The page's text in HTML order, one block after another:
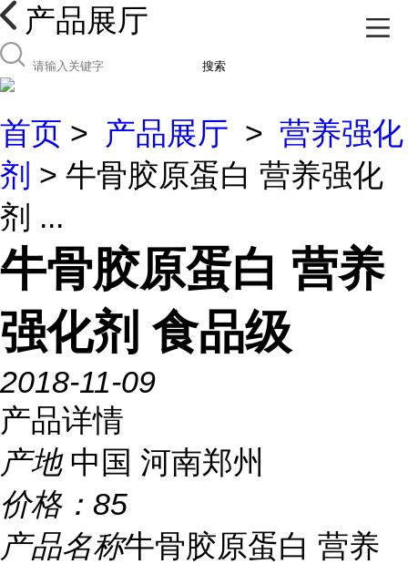
产品展厅
搜索
首页 > 产品展厅 > 营养强化
剂 > 牛骨胶原蛋白 营养强化
剂 ...
牛骨胶原蛋白 营养
强化剂 食品级
2018-11-09
产品详情
产地 中国 河南郑州
价格： 85
产品名称牛骨胶原蛋白 营养